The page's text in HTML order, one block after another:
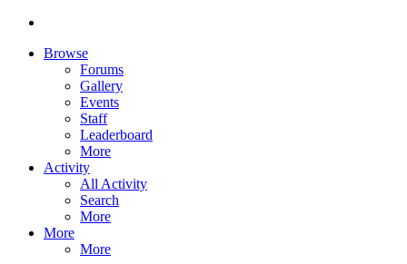
Browse
Forums
Gallery
Events
Staff
Leaderboard
More
Activity
All Activity
Search
More
More
More